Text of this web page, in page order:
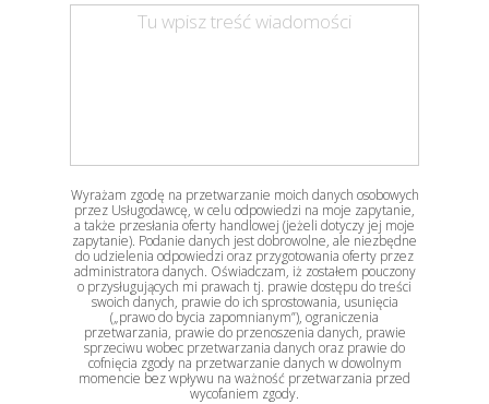
Wyrażam zgodę na przetwarzanie moich danych osobowych
przez Usługodawcę, w celu odpowiedzi na moje zapytanie,
a także przesłania oferty handlowej (jeżeli dotyczy jej moje
zapytanie). Podanie danych jest dobrowolne, ale niezbędne
do udzielenia odpowiedzi oraz przygotowania oferty przez
administratora danych. Oświadczam, iż zostałem pouczony
o przysługujących mi prawach tj. prawie dostępu do treści
swoich danych, prawie do ich sprostowania, usunięcia
(„prawo do bycia zapomnianym”), ograniczenia
przetwarzania, prawie do przenoszenia danych, prawie
sprzeciwu wobec przetwarzania danych oraz prawie do
cofnięcia zgody na przetwarzanie danych w dowolnym
momencie bez wpływu na ważność przetwarzania przed
wycofaniem zgody.